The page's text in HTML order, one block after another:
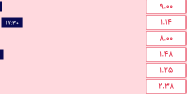
۹.۰۰
۱۷:۳۰ ۱.۱۴
۸.۰۰
۱.۴۸
۱.۲۵
۲.۳۸